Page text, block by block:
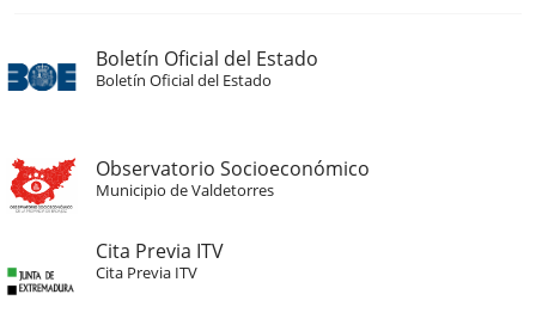
Boletín Oficial del Estado
Boletín Oficial del Estado
Observatorio Socioeconómico
Municipio de Valdetorres
Cita Previa ITV
Cita Previa ITV